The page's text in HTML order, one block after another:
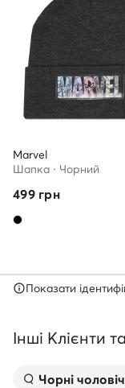
Marvel
Шапкa · Чорний
499грн
Показати
Інші Клієнти
Чорні